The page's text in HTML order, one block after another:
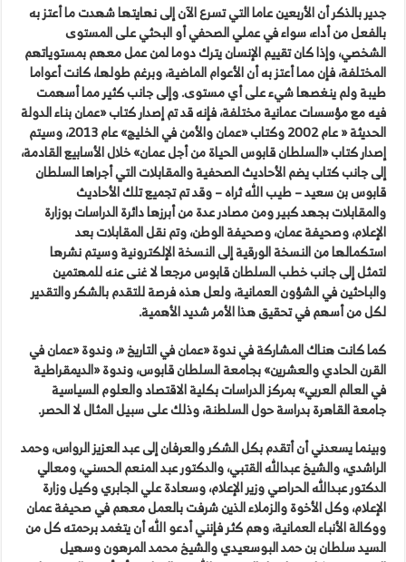
جدير بالذكر أن الأربعين عاما التي تسرع الآن إلى نهايتها شهدت ما أعتز به
بالفعل من أداء، سواء في عملي الصحفي أو البحثي على المستوى
الشخصي، وإذا كان تقييم الإنسان يترك دوما لمن عمل معهم بمستوياتهم
المختلفة، فإن مما أعتز به أن الأعوام الماضية، وبرغم طولها، كانت أعواما
طيبة ولم ينغصها شيء على أي مستوى. وإلى جانب كثير مما أسهمت
فيه مع مؤسسات عمانية مختلفة، فإنه قد تم إصدار كتاب «عمان بناء الدولة
الحديثة « عام 2002 وكتاب «عمان والأمن في الخليج» عام 2013، وسيتم
إصدار كتاب «السلطان قابوس الحياة من أجل عمان» خلال الأسابيع القادمة،
إلى جانب كتاب يضم الأحاديث الصحفية والمقابلات التي أجراها السلطان
قابوس بن سعيد – طيب الله ثراه – وقد تم تجميع تلك الأحاديث
والمقابلات بجهد كبير ومن مصادر عدة من أبرزها دائرة الدراسات بوزارة
الإعلام، وصحيفة عمان، وصحيفة الوطن، وتم نقل المقابلات بعد
استكمالها من النسخة الورقية إلى النسخة الإلكترونية وسيتم نشرها
لتمثل إلى جانب خطب السلطان قابوس مرجعا لا غنى عنه للمهتمين
والباحثين في الشؤون العمانية، ولعل هذه فرصة للتقدم بالشكر والتقدير
لكل من أسهم في تحقيق هذا الأمر شديد الأهمية.
كما كانت هناك المشاركة في ندوة «عمان في التاريخ «، وندوة «عمان في
القرن الحادي والعشرين» بجامعة السلطان قابوس، وندوة «الديمقراطية
في العالم العربي» بمركز الدراسات بكلية الاقتصاد والعلوم السياسية
جامعة القاهرة بدراسة حول السلطنة، وذلك على سبيل المثال لا الحصر.
وبينما يسعدني أن أتقدم بكل الشكر والعرفان إلى عبد العزيز الرواس، وحمد
الراشدي، والشيخ عبدالله القتبي، والدكتور عبد المنعم الحسني، ومعالي
الدكتور عبدالله الحراصي وزير الإعلام، وسعادة علي الجابري وكيل وزارة
الإعلام، وكل الأخوة والزملاء الذين شرفت بالعمل معهم في صحيفة عمان
ووكالة الأنباء العمانية، وهم كثر فإنني أدعو الله أن يتغمد برحمته كل من
السيد سلطان بن حمد البوسعيدي والشيخ محمد المرهون وسهيل